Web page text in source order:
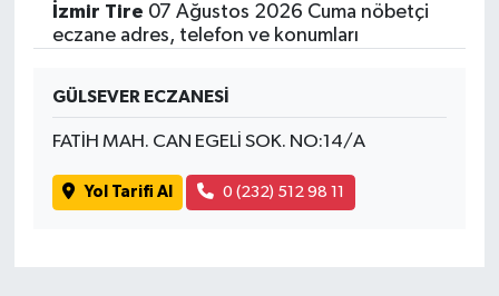
İzmir Tire 07 Ağustos 2026 Cuma nöbetçi
eczane adres, telefon ve konumları
GÜLSEVER ECZANESİ
FATİH MAH. CAN EGELİ SOK. NO:14/A
Yol Tarifi Al 0 (232) 512 98 11